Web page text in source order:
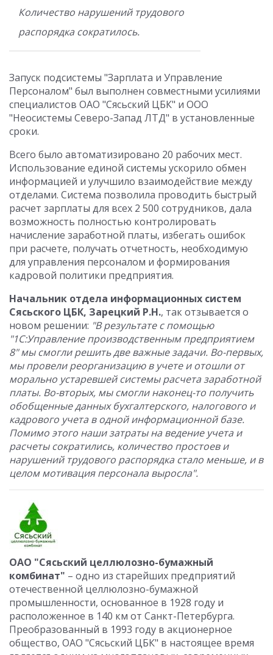
Количество нарушений трудового
распорядка сократилось.
Запуск подсистемы "Зарплата и Управление
Персоналом" был выполнен совместными усилиями
специалистов ОАО "Сясьский ЦБК" и ООО
"Неосистемы Северо-Запад ЛТД" в установленные
сроки.
Всего было автоматизировано 20 рабочих мест.
Использование единой системы ускорило обмен
информацией и улучшило взаимодействие между
отделами. Система позволила проводить быстрый
расчет зарплаты для всех 2 500 сотрудников, дала
возможность полностью контролировать
начисление заработной платы, избегать ошибок
при расчете, получать отчетность, необходимую
для управления персоналом и формирования
кадровой политики предприятия.
Начальник отдела информационных систем
Сясьского ЦБК, Зарецкий Р.Н., так отзывается о
новом решении: "В результате с помощью
"1С:Управление производственным предприятием
8" мы смогли решить две важные задачи. Во-первых,
мы провели реорганизацию в учете и отошли от
морально устаревшей системы расчета заработной
платы. Во-вторых, мы смогли наконец-то получить
обобщенные данных бухгалтерского, налогового и
кадрового учета в одной информационной базе.
Помимо этого наши затраты на ведение учета и
расчеты сократились, количество простоев и
нарушений трудового распорядка стало меньше, и в
целом мотивация персонала выросла".
ОАО "Сясьский целлюлозно-бумажный
комбинат" – одно из старейших предприятий
отечественной целлюлозно-бумажной
промышленности, основанное в 1928 году и
расположенное в 140 км от Санкт-Петербурга.
Преобразованный в 1993 году в акционерное
общество, ОАО "Сясьский ЦБК" в настоящее время